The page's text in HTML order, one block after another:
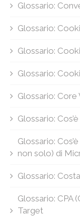
Glossario:
Glossario:
Glossario:
Glossario:
Glossario: Core
Glossario:
Glossario:
non solo) di
Glossario:
Glossario: CPA
Target